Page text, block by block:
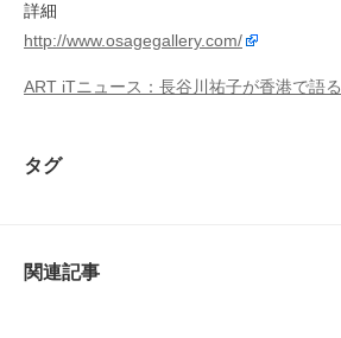
詳細
http://www.osagegallery.com/
ART iTニュース：長谷川祐子が香港で語る
タグ
関連記事